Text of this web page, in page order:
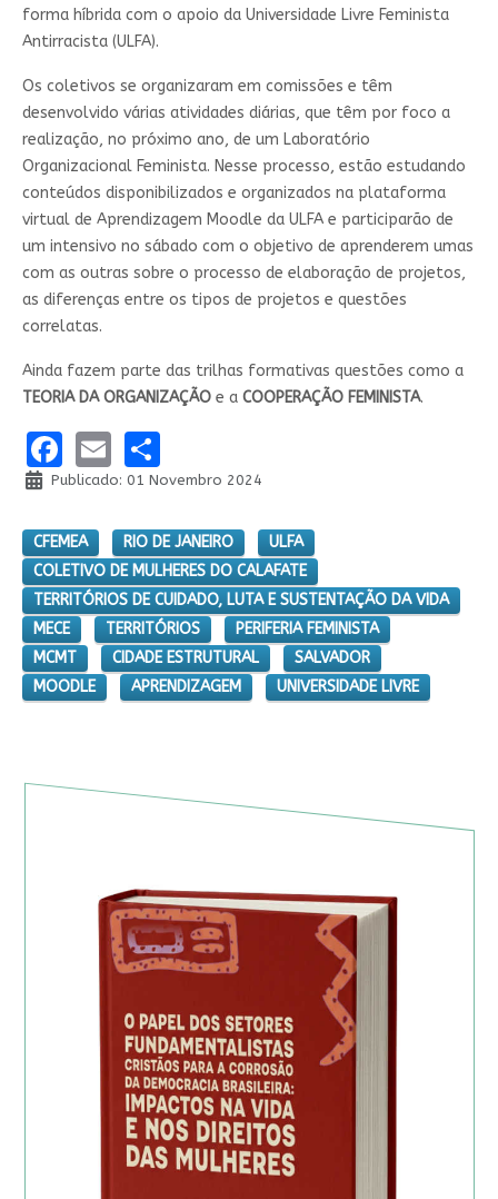
forma híbrida com o apoio da Universidade Livre Feminista
Antirracista (ULFA).
Os coletivos se organizaram em comissões e têm
desenvolvido várias atividades diárias, que têm por foco a
realização, no próximo ano, de um Laboratório
Organizacional Feminista. Nesse processo, estão estudando
conteúdos disponibilizados e organizados na plataforma
virtual de Aprendizagem Moodle da ULFA e participarão de
um intensivo no sábado com o objetivo de aprenderem umas
com as outras sobre o processo de elaboração de projetos,
as diferenças entre os tipos de projetos e questões
correlatas.
Ainda fazem parte das trilhas formativas questões como a
TEORIA DA ORGANIZAÇÃOe aCOOPERAÇÃO FEMINISTA.
Facebook
EmailShare
Publicado: 01 Novembro 2024
CFEMEA RIO DE JANEIRO
ULFA
COLETIVO DE MULHERES DO CALAFATE
TERRITÓRIOS DE CUIDADO, LUTA E SUSTENTAÇÃO DA VIDA
MECE
TERRITÓRIOS
PERIFERIA FEMINISTA
MCMT
CIDADE ESTRUTURAL
SALVADOR
MOODLE
APRENDIZAGEM UNIVERSIDADE LIVRE